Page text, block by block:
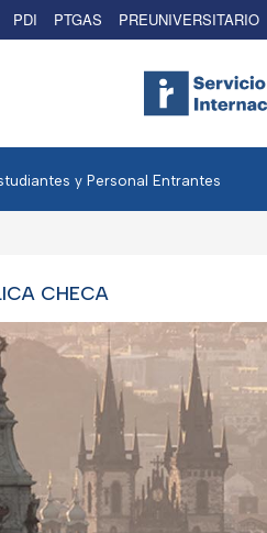
PDI PTGAS PREUNIVERSITARIO
y Personal Entrantes
CHECA